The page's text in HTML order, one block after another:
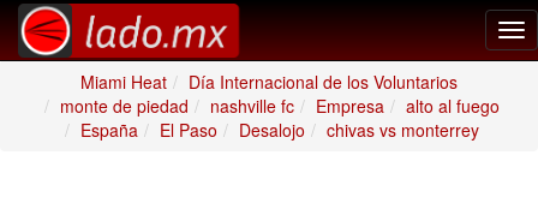
Miami Heat
Día Internacional de los Voluntarios
monte de piedad
nashville fc Empresa
alto al fuego
España
El Paso Desalojo chivas vs monterrey